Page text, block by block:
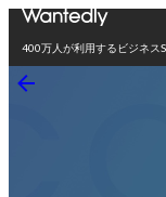
400万人が利用するビジネス